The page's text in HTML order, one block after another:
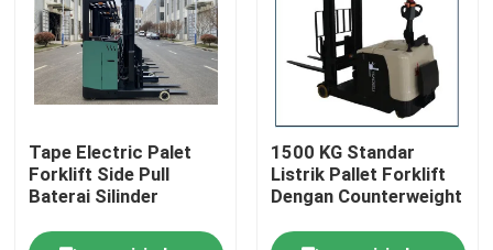
Rumah
Tape Electric Palet
Forklift Side Pull
Baterai Silinder
1500 KG Standar
Listrik Pallet Forklift
Dengan Counterweight